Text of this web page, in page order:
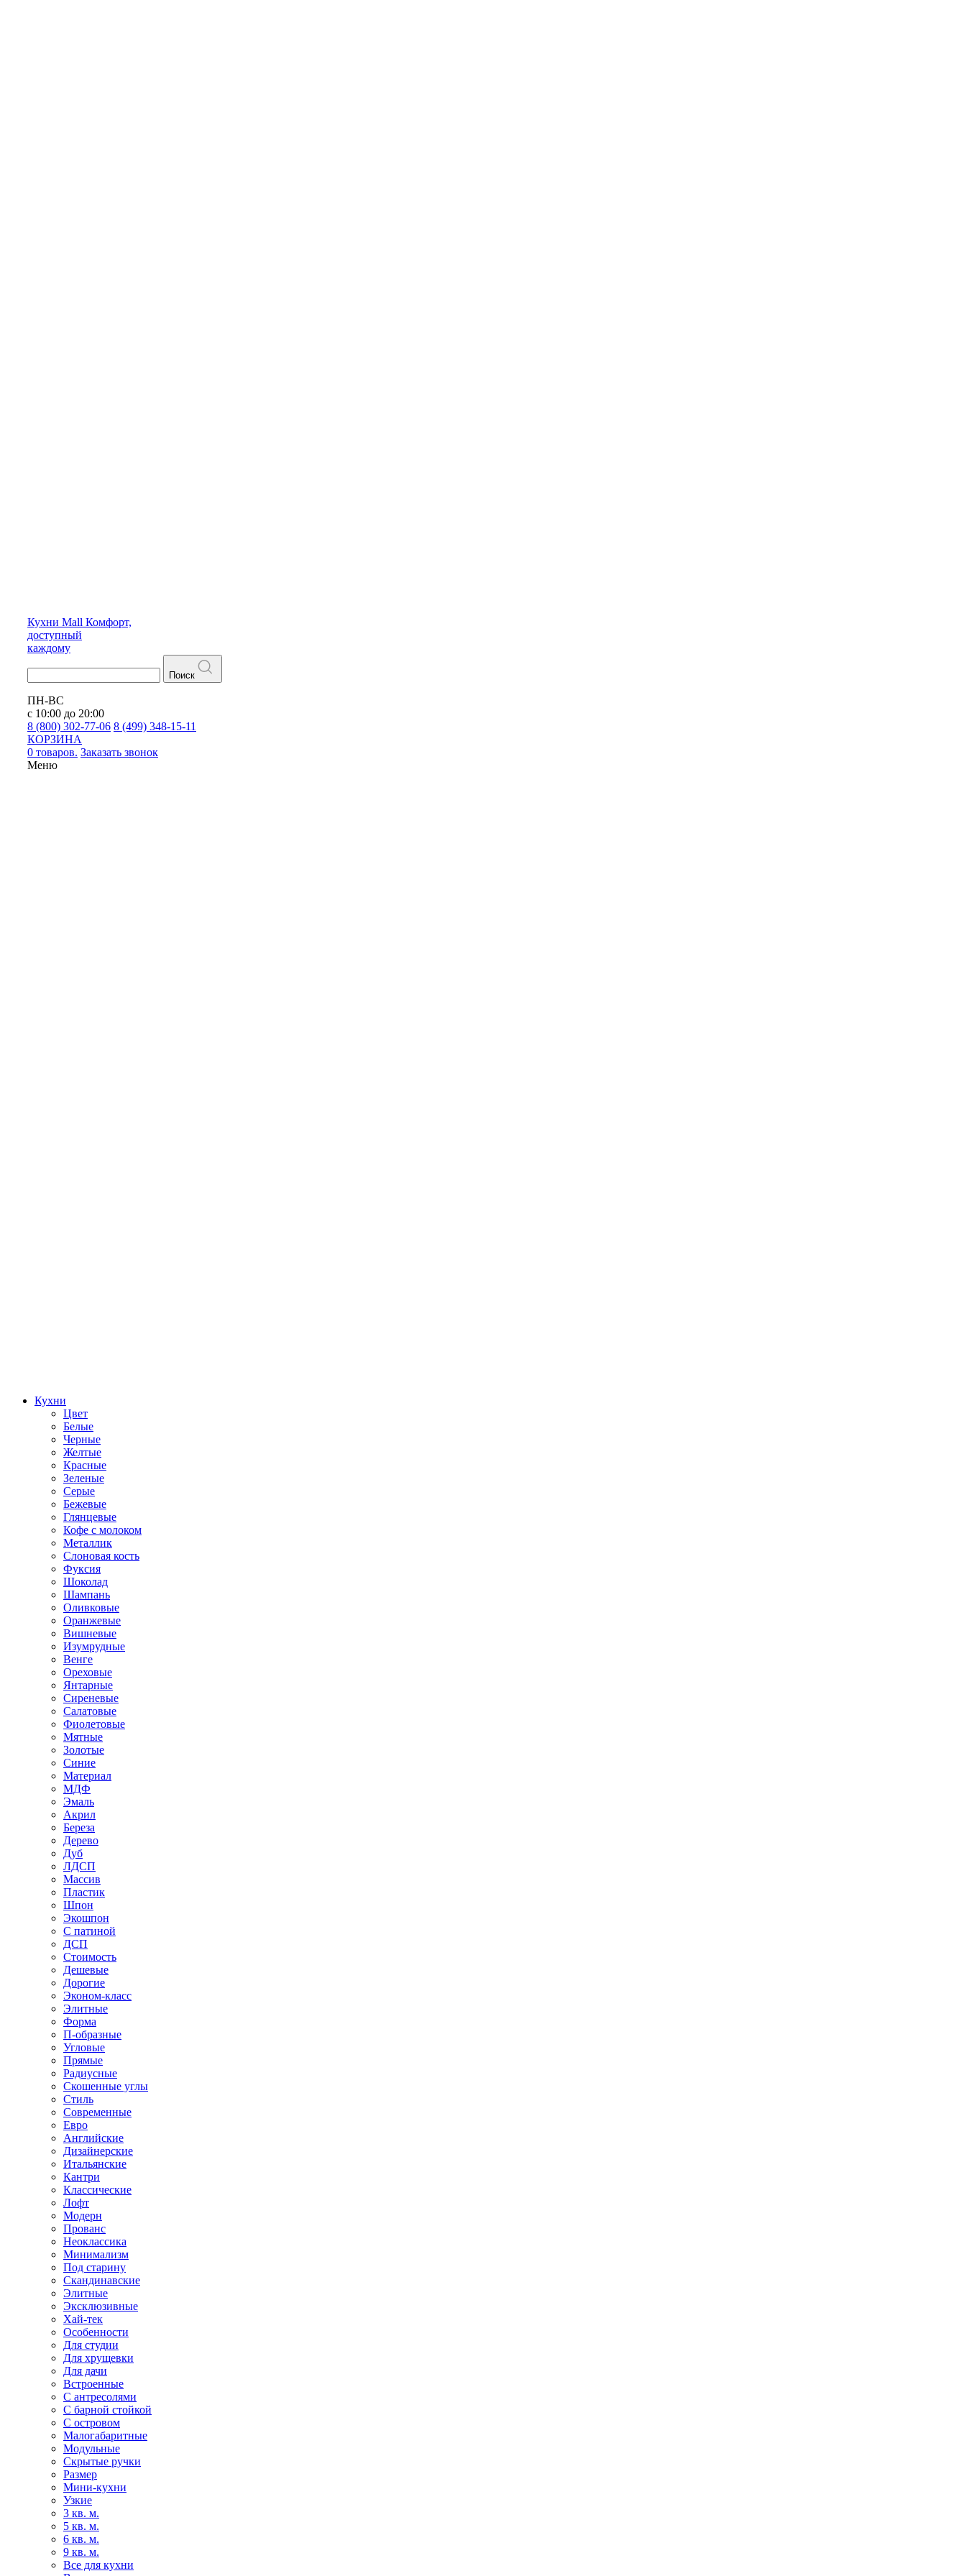
Кухни Mall Комфорт,
доступный
каждому
Поиск
ПН-ВС
с 10:00 до 20:00
8 (800) 302-77-06 8 (499) 348-15-11
КОРЗИНА
0 товаров. Заказать звонок
Меню
Кухни
Цвет
Белые
Черные
Желтые
Красные
Зеленые
Серые
Бежевые
Глянцевые
Кофе с молоком
Металлик
Слоновая кость
Фуксия
Шоколад
Шампань
Оливковые
Оранжевые
Вишневые
Изумрудные
Венге
Ореховые
Янтарные
Сиреневые
Салатовые
Фиолетовые
Мятные
Золотые
Синие
Материал
МДФ
Эмаль
Акрил
Береза
Дерево
Дуб
ЛДСП
Массив
Пластик
Шпон
Экошпон
С патиной
ДСП
Стоимость
Дешевые
Дорогие
Эконом-класс
Элитные
Форма
П-образные
Угловые
Прямые
Радиусные
Скошенные углы
Стиль
Современные
Евро
Английские
Дизайнерские
Итальянские
Кантри
Классические
Лофт
Модерн
Прованс
Неоклассика
Минимализм
Под старину
Скандинавские
Элитные
Эксклюзивные
Хай-тек
Особенности
Для студии
Для хрущевки
Для дачи
Встроенные
С антресолями
С барной стойкой
С островом
Малогабаритные
Модульные
Скрытые ручки
Размер
Мини-кухни
Узкие
3 кв. м.
5 кв. м.
6 кв. м.
9 кв. м.
Все для кухни